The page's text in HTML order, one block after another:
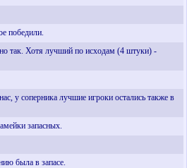
победили.
так. Хотя лучший по исходам (4 штуки) -
у соперника лучшие игроки остались также в
запасных.
была в запасе.